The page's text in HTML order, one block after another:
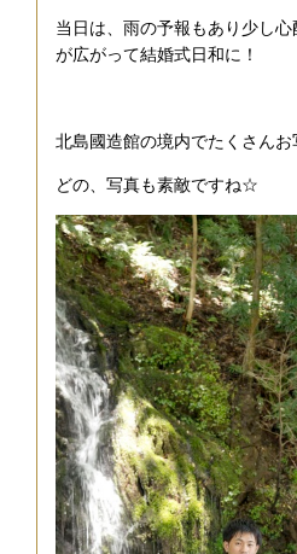
当日は、雨の予報もあり少し
が広がって結婚式日和に！
北島國造館の境内でたくさんお
どの、写真も素敵ですね☆